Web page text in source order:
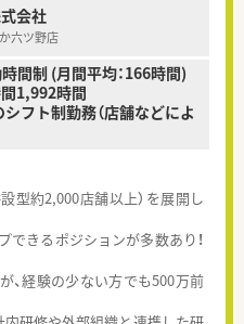
会社
六ツ野店
間制 (月間平均：166時間)
1,992時間
フト制勤務（店舗などによ
型約2,000店舗以上）を展開し
きるポジションが多数あり！
、経験の少ない方でも500万前